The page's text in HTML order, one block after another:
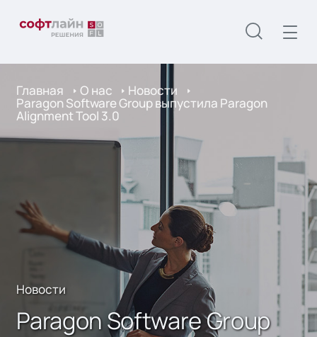
Главная О нас Новости
Paragon Software Group выпустила Paragon
Alignment Tool 3.0
Новости
Paragon Software Group